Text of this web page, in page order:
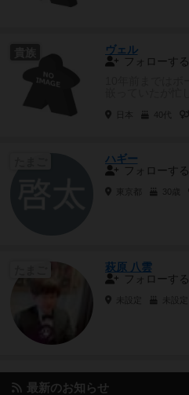
ヴェル
フォローする
ハギー
フォローする
東京都 30歳
萩原 八雲
フォローする
未設定 未設定
最新のお知らせ